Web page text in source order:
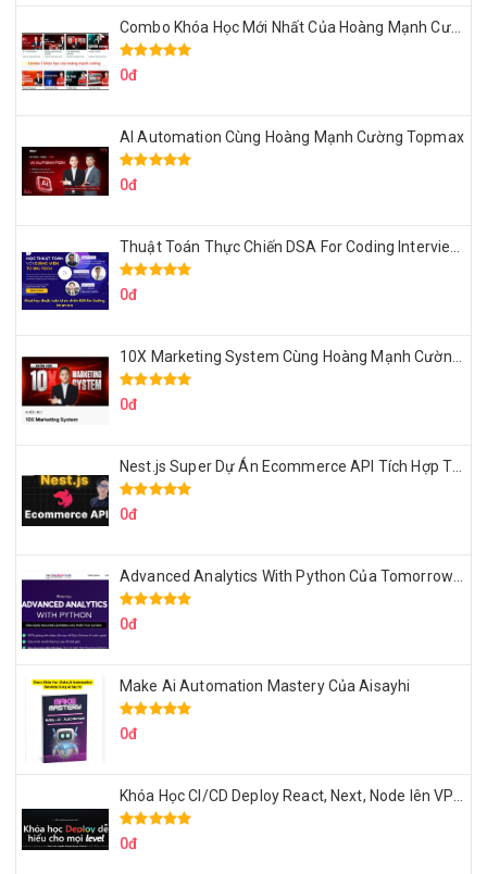
Combo Khóa Học Mới Nhất Của Hoàng Mạnh Cường
0đ
AI Automation Cùng Hoàng Mạnh Cường Topmax
0đ
Thuật Toán Thực Chiến DSA For Coding Interview Cùng Fsecourse
0đ
10X Marketing System Cùng Hoàng Mạnh Cường Topmax
0đ
Nest.js Super Dự Án Ecommerce API Tích Hợp Thanh Toán Online
0đ
Advanced Analytics With Python Của Tomorrow Marketers
0đ
Make Ai Automation Mastery Của Aisayhi
0đ
Khóa Học CI/CD Deploy React, Next, Node lên VPS Dư Thanh Được
0đ